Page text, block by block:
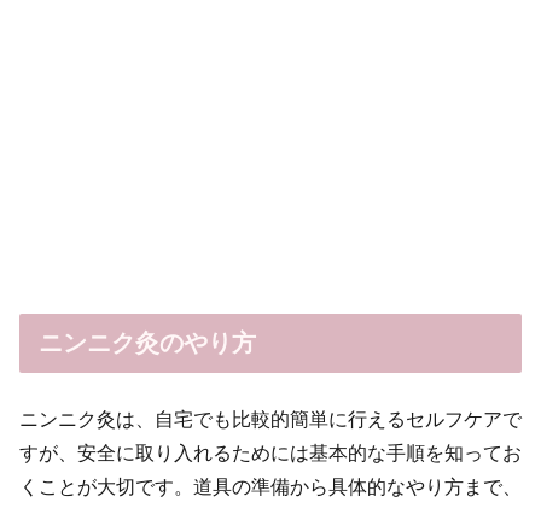
ニンニク灸のやり方
ニンニク灸は、自宅でも比較的簡単に行えるセルフケアで
すが、安全に取り入れるためには基本的な手順を知ってお
くことが大切です。道具の準備から具体的なやり方まで、